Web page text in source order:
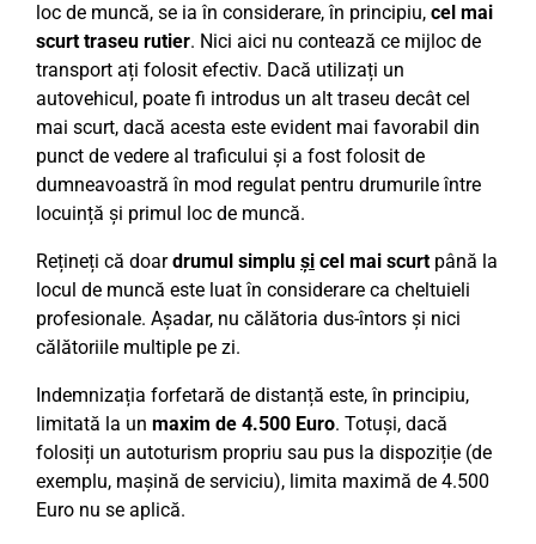
loc de muncă, se ia în considerare, în principiu, cel mai
scurt traseu rutier. Nici aici nu contează ce mijloc de
transport ați folosit efectiv. Dacă utilizați un
autovehicul, poate fi introdus un alt traseu decât cel
mai scurt, dacă acesta este evident mai favorabil din
punct de vedere al traficului și a fost folosit de
dumneavoastră în mod regulat pentru drumurile între
locuință și primul loc de muncă.
Rețineți că doardrumul simplu și cel mai scurtpână la
locul de muncă este luat în considerare ca cheltuieli
profesionale. Așadar, nu călătoria dus-întors și nici
călătoriile multiple pe zi.
Indemnizația forfetară de distanță este, în principiu,
limitată la un maxim de 4.500 Euro. Totuși, dacă
folosiți un autoturism propriu sau pus la dispoziție (de
exemplu, mașină de serviciu), limita maximă de 4.500
Euro nu se aplică.